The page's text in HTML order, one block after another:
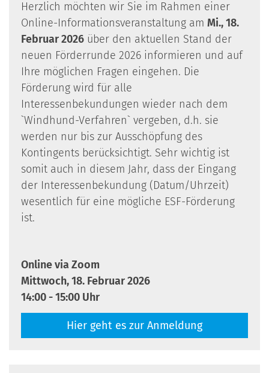
Herzlich möchten wir Sie im Rahmen einer
Online-Informationsveranstaltung am Mi., 18.
Februar 2026 über den aktuellen Stand der
neuen Förderrunde 2026 informieren und auf
Ihre möglichen Fragen eingehen. Die
Förderung wird für alle
Interessenbekundungen wieder nach dem
`Windhund-Verfahren` vergeben, d.h. sie
werden nur bis zur Ausschöpfung des
Kontingents berücksichtigt. Sehr wichtig ist
somit auch in diesem Jahr, dass der Eingang
der Interessenbekundung (Datum/Uhrzeit)
wesentlich für eine mögliche ESF-Förderung
ist.
Online via Zoom
Mittwoch, 18. Februar 2026
14:00 - 15:00 Uhr
Hier geht es zur Anmeldung